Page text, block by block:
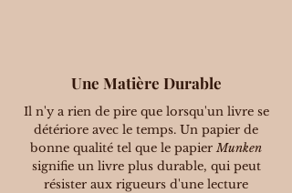
Une Matière Durable
Il n'y a rien de pire que lorsqu'un livre se
détériore avec le temps. Un papier de
bonne qualité tel que le papierMunken
signifie un livre plus durable, qui peut
résister aux rigueurs d'une lecture